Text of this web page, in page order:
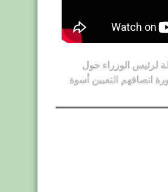
لرئيس الوزراء حول
انصافهم التعيين أسوة